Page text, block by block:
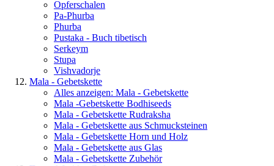
Opferschalen
Pa-Phurba
Phurba
Pustaka - Buch tibetisch
Serkeym
Stupa
Vishvadorje
Mala - Gebetskette
Alles anzeigen: Mala - Gebetskette
Mala -Gebetskette Bodhiseeds
Mala - Gebetskette Rudraksha
Mala - Gebetskette aus Schmucksteinen
Mala - Gebetskette Horn und Holz
Mala - Gebetskette aus Glas
Mala - Gebetskette Zubehör